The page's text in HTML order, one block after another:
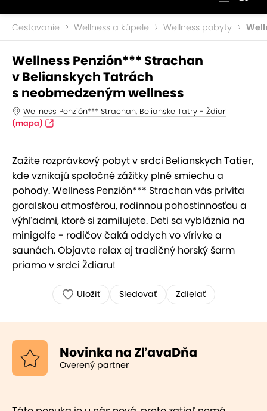
Cestovanie Wellness a kúpele Wellness pobyty
Wellness Penzión*** Strachan
v Belianskych Tatrách
s neobmedzeným wellness
Wellness Penzión*** Strachan, Belianske Tatry - Ždiar
(mapa)
Zažite rozprávkový pobyt v srdci Belianskych Tatier,
kde vznikajú spoločné zážitky plné smiechu a
pohody. Wellness Penzión*** Strachan vás privíta
goralskou atmosférou, rodinnou pohostinnosťou a
výhľadmi, ktoré si zamilujete. Deti sa vybláznia na
minigolfe - rodičov čaká oddych vo vírivke a
saunách. Objavte relax aj tradičný horský šarm
priamo v srdci Ždiaru!
Uložiť Sledovať Zdielať
Novinka na ZľavaDňa
Overený partner